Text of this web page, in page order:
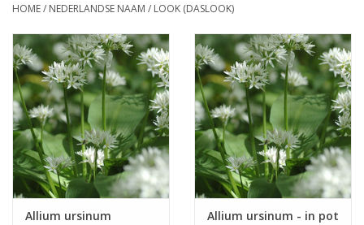
HOME/ NEDERLANDSE NAAM / LOOK (DASLOOK)
Allium ursinum
Allium ursinum - in pot